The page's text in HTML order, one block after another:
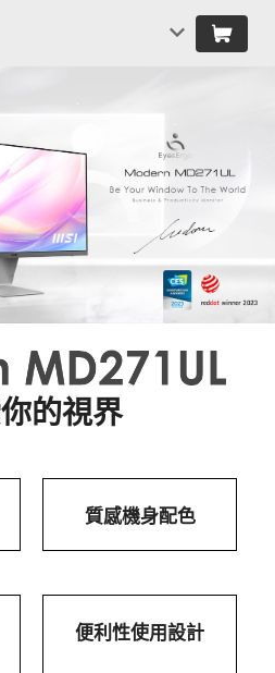
的視界
質感機身配色
便利性使用設計